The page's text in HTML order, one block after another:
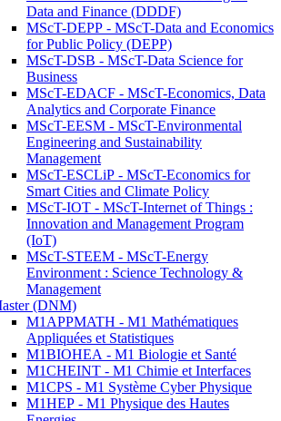
Data and Finance (DDDF)
MScT-DEPP - MScT-Data and Economics
for Public Policy (DEPP)
MScT-DSB - MScT-Data Science for
Business
MScT-EDACF - MScT-Economics, Data
Analytics and Corporate Finance
MScT-EESM - MScT-Environmental
Engineering and Sustainability
Management
MScT-ESCLiP - MScT-Economics for
Smart Cities and Climate Policy
MScT-IOT - MScT-Internet of Things :
Innovation and Management Program
(IoT)
MScT-STEEM - MScT-Energy
Environment : Science Technology &
Management
(DNM)
M1APPMATH - M1 Mathématiques
Appliquées et Statistiques
M1BIOHEA - M1 Biologie et Santé
M1CHEINT - M1 Chimie et Interfaces
M1CPS - M1 Système Cyber Physique
M1HEP - M1 Physique des Hautes